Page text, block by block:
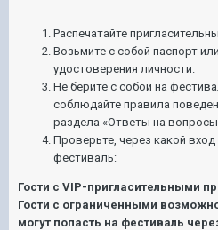
Распечатайте
Возьмите с собой паспорт
удостоверения личности.
Не берите с собой на
соблюдайте правила
раздела «Ответы на
Проверьте, через какой
фестиваль:
Гости с VIP-пригласительными
Гости с ограниченными
могут попасть на фестиваль